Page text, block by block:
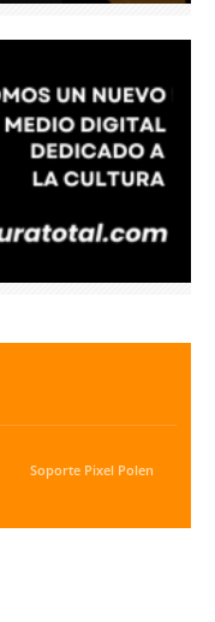
Soporte Pixel Polen